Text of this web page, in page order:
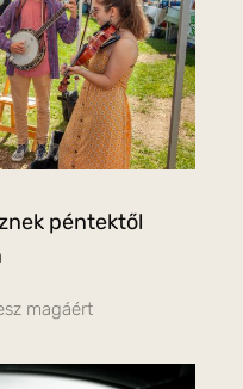
péntektől
magáért